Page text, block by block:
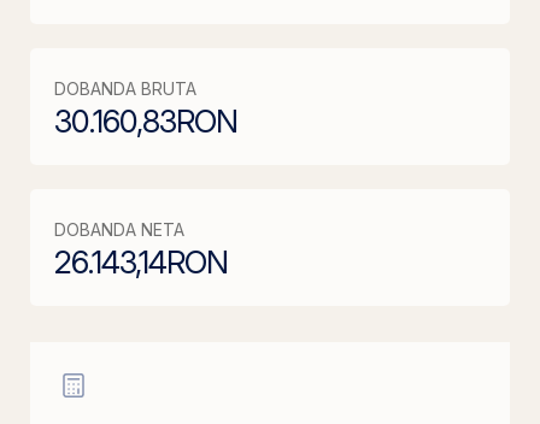
DOBANDA BRUTA
30.160,83RON
DOBANDA NETA
26.143,14RON